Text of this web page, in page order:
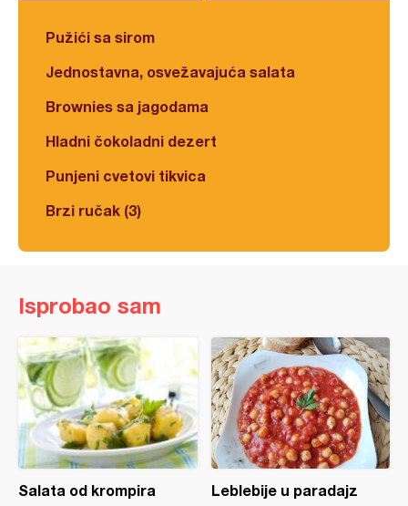
Pužići sa sirom
Jednostavna, osvežavajuća salata
Brownies sa jagodama
Hladni čokoladni dezert
Punjeni cvetovi tikvica
Brzi ručak (3)
Isprobao sam
Salata od krompira
Leblebije u paradajz